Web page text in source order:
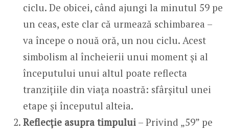
ciclu. De obicei, când ajungi la minutul 59 pe
un ceas, este clar că urmează schimbarea –
va începe o nouă oră, un nou ciclu. Acest
simbolism al încheierii unui moment și al
începutului unui altul poate reflecta
tranzițiile din viața noastră: sfârșitul unei
etape și începutul alteia.
Reflecție asupra timpului – Privind „59” pe